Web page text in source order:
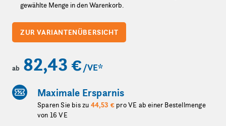
gewählte Menge in den Warenkorb.
ZUR VARIANTENÜBERSICHT
ab 82,43 € /VE*
Maximale Ersparnis
Sparen Sie bis zu 44,53 € pro VE ab einer Bestellmenge
von 16 VE